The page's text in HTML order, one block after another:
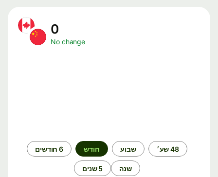
No change
48 שע׳ שבוע חודש 6 חודשים
שנה 5 שנים